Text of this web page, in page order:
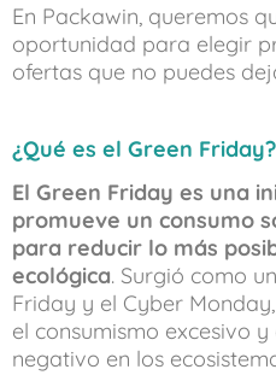
En Packawin, queremos
oportunidad para elegir
ofertas que no puedes
¿Qué es el Green Friday?
El Green Friday es una
promueve un consumo
para reducir lo más
ecológica. Surgió como
Friday y el Cyber
el consumismo excesivo
negativo en los